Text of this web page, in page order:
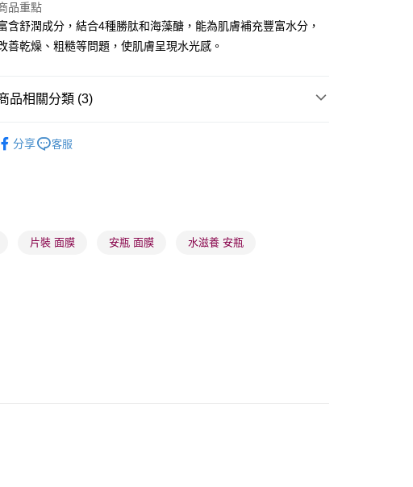
Pay
豐自助櫃 - 確認發貨後1-3個工作天送達
品重點
含舒潤成分，結合4種勝肽和海藻醣，能為肌膚補充豐富水分，
善乾燥、粗糙等問題，使肌膚呈現水光感。
品相關分類 (3)
分享 客服
片裝 面膜 安瓶 面膜 水滋養 安瓶